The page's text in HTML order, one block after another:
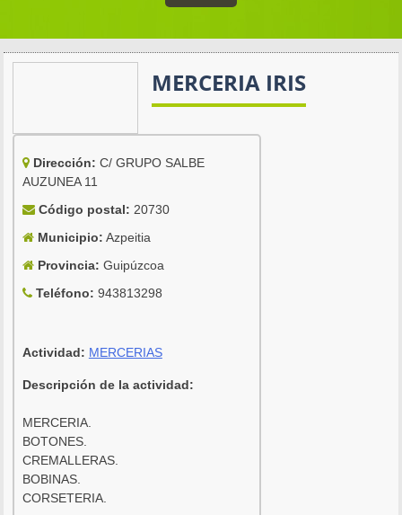
MERCERIA IRIS
Dirección: C/ GRUPO SALBE
AUZUNEA 11
Código postal: 20730
Municipio: Azpeitia
Provincia: Guipúzcoa
Teléfono: 943813298
Actividad: MERCERIAS
Descripción de la actividad:
MERCERIA.
BOTONES.
CREMALLERAS.
BOBINAS.
CORSETERIA.